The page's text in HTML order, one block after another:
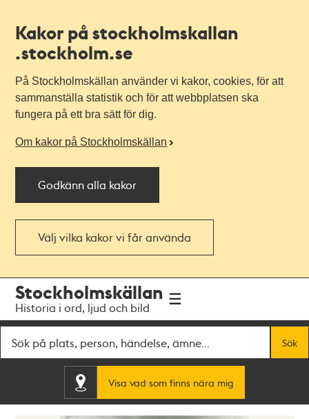
Kakor på stockholmskallan
.stockholm.se
På Stockholmskällan använder vi kakor, cookies, för att
sammanställa statistik och för att webbplatsen ska
fungera på ett bra sätt för dig.
Om kakor på Stockholmskällan
Godkänn alla kakor
Välj vilka kakor vi får använda
navigationen
huvudinnehållet
Stockholmskällan
Historia i ord, ljud och bild
Sök
Visa vad som finns nära mig